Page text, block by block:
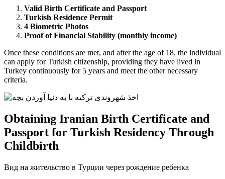
Valid Birth Certificate and Passport
Turkish Residence Permit
4 Biometric Photos
Proof of Financial Stability (monthly income)
Once these conditions are met, and after the age of 18, the individual
can apply for Turkish citizenship, providing they have lived in
Turkey continuously for 5 years and meet the other necessary
criteria.
Obtaining Iranian Birth Certificate and
Passport for Turkish Residency Through
Childbirth
Вид на жительство в Турции через рождение ребенка